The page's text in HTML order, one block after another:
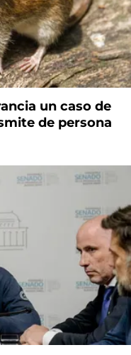
un caso de
de persona